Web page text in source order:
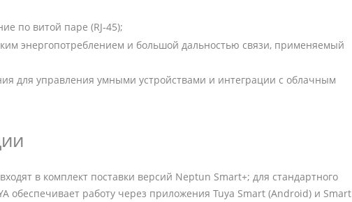
по витой паре (RJ‑45);
энергопотреблением и большой дальностью связи, применяемый
для управления умными устройствами и интеграции с облачным
в комплект поставки версий Neptun Smart+; для стандартного
обеспечивает работу через приложения Tuya Smart (Android) и Smart